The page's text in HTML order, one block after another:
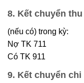
8. Kết chuyển
(nếu có) trong kỳ:
Nợ TK 711
Có TK 911
9. Kết chuyển